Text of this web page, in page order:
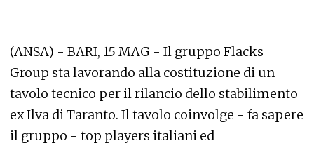
(ANSA) - BARI, 15 MAG - Il gruppo Flacks
Group sta lavorando alla costituzione di un
tavolo tecnico per il rilancio dello stabilimento
ex Ilva di Taranto. Il tavolo coinvolge - fa sapere
il gruppo - top players italiani ed